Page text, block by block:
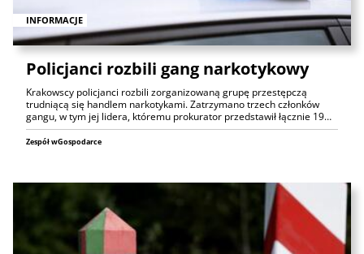
INFORMACJE
Policjanci rozbili gang narkotykowy
Krakowscy policjanci rozbili zorganizowaną grupę przestępczą
trudniącą się handlem narkotykami. Zatrzymano trzech członków
gangu, w tym jej lidera, któremu prokurator przedstawił łącznie 19…
Zespół wGospodarce